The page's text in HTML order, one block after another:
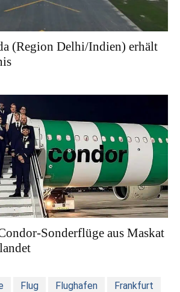
(Region Delhi/Indien) erhält
Sonderflüge aus Maskat
Flug Flughafen
Frankfurt